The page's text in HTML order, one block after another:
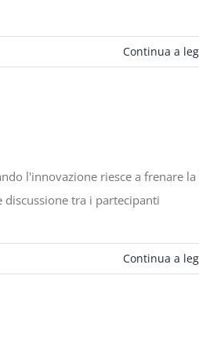
Continua a
l'innovazione riesce a frenare la
tra i partecipanti
Continua a